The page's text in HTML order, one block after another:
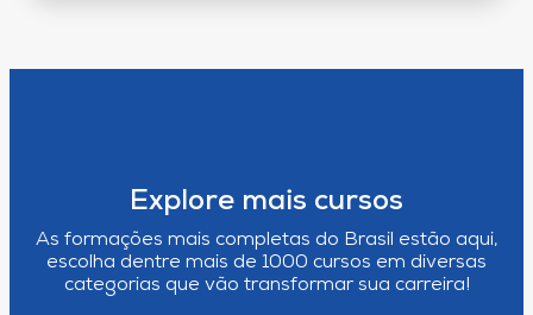
Explore mais cursos
As formações mais completas do Brasil estão aqui,
escolha dentre mais de 1000 cursos em diversas
categorias que vão transformar sua carreira!